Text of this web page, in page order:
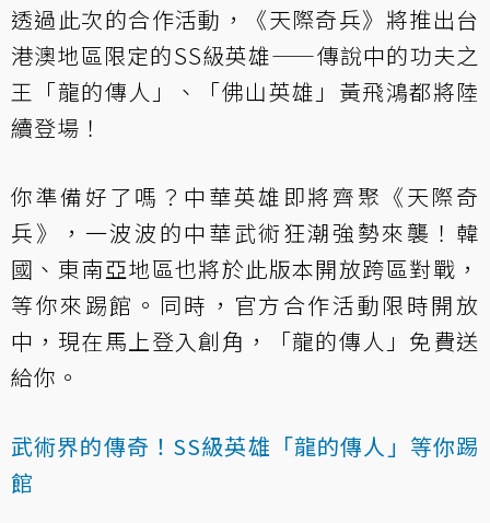
透過此次的合作活動，《天際奇兵》將推出台
港澳地區限定的SS級英雄——傳說中的功夫之
王「龍的傳人」、「佛山英雄」黃飛鴻都將陸
續登場！
你準備好了嗎？中華英雄即將齊聚《天際奇
兵》，一波波的中華武術狂潮強勢來襲！韓
國、東南亞地區也將於此版本開放跨區對戰，
等你來踢館。同時，官方合作活動限時開放
中，現在馬上登入創角，「龍的傳人」免費送
給你。
武術界的傳奇！SS級英雄「龍的傳人」等你踢
館